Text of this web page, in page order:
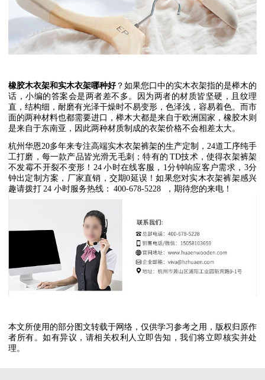
橡胶木衣架和实木衣架哪种好？如果您口中的实木衣架指的是榉木的
话，小编的答案会是两者差不多。因为两者的材质皆坚硬，且纹理
直，结构细，耐磨有光泽干燥时不易变形，色泽浅，容易着色。而市
面的两种材料也都需要进口，榉木大都是来自于欧洲国家，橡胶木则
是来自于东南亚，因此两种材质制成的衣架价格不会相差太大。
杭州华恩 20多年来专注高端实木衣架裤架的生产定制， 24道工序纯手
工打磨，每一款产品皆光滑无毛刺；特有的 TD技术，使得衣架裤架
不发霉不开裂不变形！ 24 小时在线客服， 1分钟响应客户需求， 3分
钟出定制方案，厂家直销，交期0延误！如果您对实木衣架裤架感兴
趣请拨打 24 小时服务热线： 400-678-5228 ，期待您的来电！
本文所使用的部分图文转载于网络，仅供学习参考之用，版权归原作
者所有。如有异议，请相关权利人立即告知，我们将立即核实并处
理。